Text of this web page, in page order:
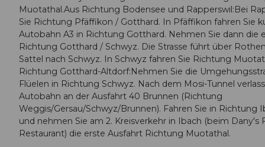
Muotathal.Aus Richtung Bodensee und Rapperswil:Bei
Sie Richtung Pfäffikon / Gotthard. In Pfäffikon fahren Sie
Autobahn A3 in Richtung Gotthard. Nehmen Sie dann die
Richtung Gotthard / Schwyz. Die Strasse führt über
Sattel nach Schwyz. In Schwyz fahren Sie Richtung
Richtung Gotthard-Altdorf:Nehmen Sie die
Flüelen in Richtung Schwyz. Nach dem Mosi-Tunnel
Autobahn an der Ausfahrt 40 Brunnen (Richtung
Weggis/Gersau/Schwyz/Brunnen). Fahren Sie in Richtung
und nehmen Sie am 2. Kreisverkehr in Ibach (beim Dany's
Restaurant) die erste Ausfahrt Richtung Muotathal.